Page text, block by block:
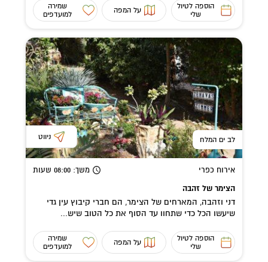
הוספה לטיול
שלי
על המפה
שמירה
למועדפים
לב ים המלח ניווט
אירוח כפרי משך: 08:00 שעות
הצימר של זהבה
דני וזהבה, המארחים של הצימר, הם חברי קיבוץ עין גדי
שיעשו הכל כדי שתחוו עד הסוף את כל הטוב שיש...
הוספה לטיול
שלי
על המפה
שמירה
למועדפים